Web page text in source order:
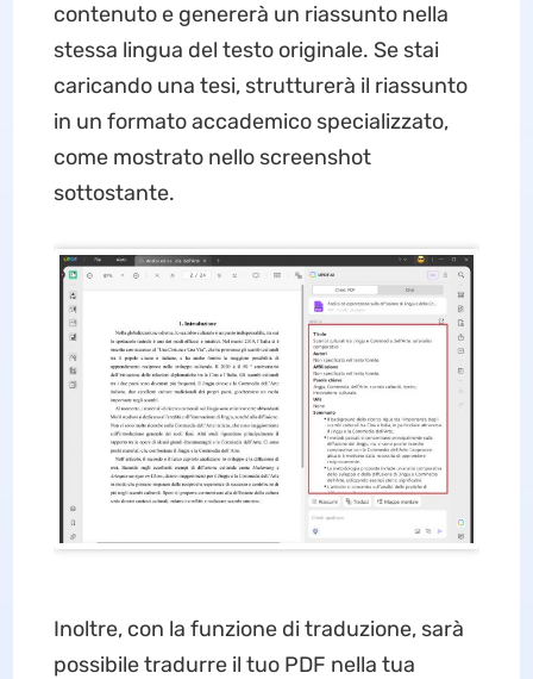
contenuto e genererà un riassunto nella
stessa lingua del testo originale. Se stai
caricando una tesi, strutturerà il riassunto
in un formato accademico specializzato,
come mostrato nello screenshot
sottostante.
Inoltre, con la funzione di traduzione, sarà
possibile tradurre il tuo PDF nella tua